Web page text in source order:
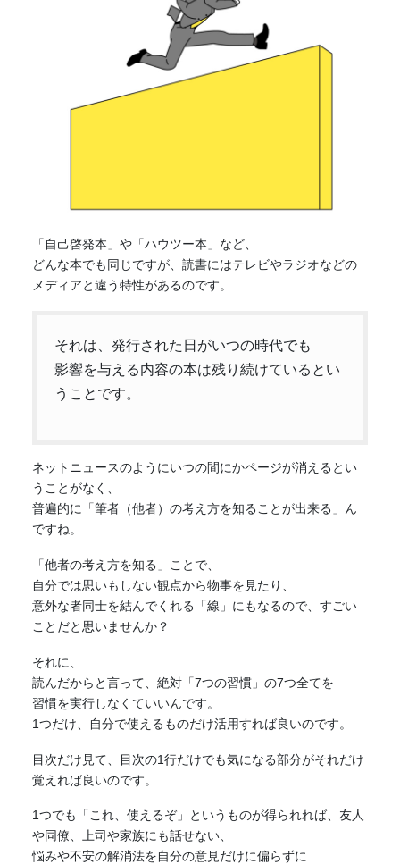
「自己啓発本」や「ハウツー本」など、
どんな本でも同じですが、 読書にはテレビやラジオなどの
メディアと違う特性があるのです。
それは、発行された日がいつの時代でも
影響を与える内容の本は残り続けているとい
うことです。
ネットニュースのようにいつの間にかページが消えるとい
うことがなく、
普遍的に「筆者（他者）の考え方を知ることが出来る」ん
ですね。
「他者の考え方を知る」ことで、
自分では思いもしない観点から物事を見たり、
意外な者同士を結んでくれる「線」にもなるので、すごい
ことだと思いませんか？
それに、
読んだからと言って、絶対「7つの習慣」の7つ全てを
習慣を実行しなくていいんです。
1つだけ、自分で使えるものだけ活用すれば良いのです。
目次だけ見て、目次の1行だけでも気になる部分がそれだけ
覚えれば良いのです。
1つでも「これ、使えるぞ」というものが得られれば、友人
や同僚、上司や家族にも話せない、
悩みや不安の解消法を自分の意見だけに偏らずに